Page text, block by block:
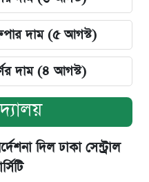
দাম (৫ আগস্ট)
দাম (৪ আগস্ট)
দিল ঢাকা সেন্ট্রাল